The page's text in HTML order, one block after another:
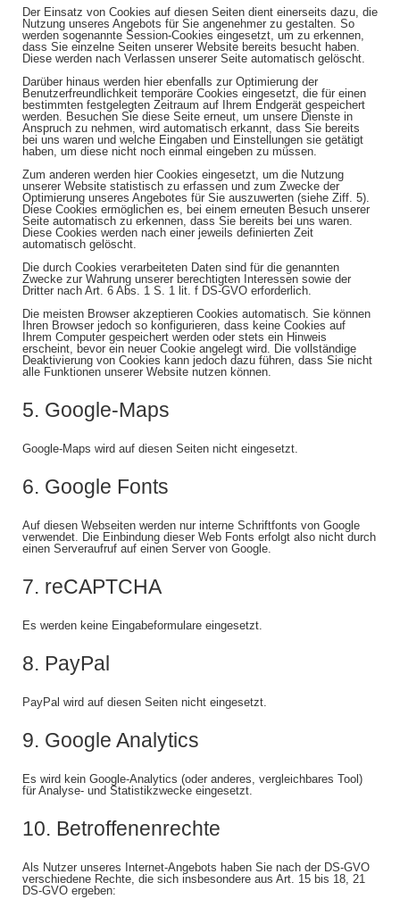
Der Einsatz von Cookies auf diesen Seiten dient einerseits dazu, die
Nutzung unseres Angebots für Sie angenehmer zu gestalten. So
werden sogenannte Session-Cookies eingesetzt, um zu erkennen,
dass Sie einzelne Seiten unserer Website bereits besucht haben.
Diese werden nach Verlassen unserer Seite automatisch gelöscht.
Darüber hinaus werden hier ebenfalls zur Optimierung der
Benutzerfreundlichkeit temporäre Cookies eingesetzt, die für einen
bestimmten festgelegten Zeitraum auf Ihrem Endgerät gespeichert
werden. Besuchen Sie diese Seite erneut, um unsere Dienste in
Anspruch zu nehmen, wird automatisch erkannt, dass Sie bereits
bei uns waren und welche Eingaben und Einstellungen sie getätigt
haben, um diese nicht noch einmal eingeben zu müssen.
Zum anderen werden hier Cookies eingesetzt, um die Nutzung
unserer Website statistisch zu erfassen und zum Zwecke der
Optimierung unseres Angebotes für Sie auszuwerten (siehe Ziff. 5).
Diese Cookies ermöglichen es, bei einem erneuten Besuch unserer
Seite automatisch zu erkennen, dass Sie bereits bei uns waren.
Diese Cookies werden nach einer jeweils definierten Zeit
automatisch gelöscht.
Die durch Cookies verarbeiteten Daten sind für die genannten
Zwecke zur Wahrung unserer berechtigten Interessen sowie der
Dritter nach Art. 6 Abs. 1 S. 1 lit. f DS-GVO erforderlich.
Die meisten Browser akzeptieren Cookies automatisch. Sie können
Ihren Browser jedoch so konfigurieren, dass keine Cookies auf
Ihrem Computer gespeichert werden oder stets ein Hinweis
erscheint, bevor ein neuer Cookie angelegt wird. Die vollständige
Deaktivierung von Cookies kann jedoch dazu führen, dass Sie nicht
alle Funktionen unserer Website nutzen können.
5. Google-Maps
Google-Maps wird auf diesen Seiten nicht eingesetzt.
6. Google Fonts
Auf diesen Webseiten werden nur interne Schriftfonts von Google
verwendet. Die Einbindung dieser Web Fonts erfolgt also nicht durch
einen Serveraufruf auf einen Server von Google.
7. reCAPTCHA
Es werden keine Eingabeformulare eingesetzt.
8. PayPal
PayPal wird auf diesen Seiten nicht eingesetzt.
9. Google Analytics
Es wird kein Google-Analytics (oder anderes, vergleichbares Tool)
für Analyse- und Statistikzwecke eingesetzt.
10. Betroffenenrechte
Als Nutzer unseres Internet-Angebots haben Sie nach der DS-GVO
verschiedene Rechte, die sich insbesondere aus Art. 15 bis 18, 21
DS-GVO ergeben: